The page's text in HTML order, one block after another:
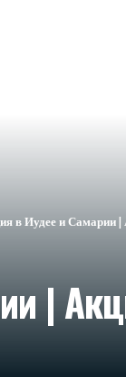
в Иудее и
|